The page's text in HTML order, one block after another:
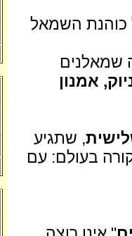
כוהנת השמאל
שמאלנים
אמנון
, שתגיע
בעולם: עם